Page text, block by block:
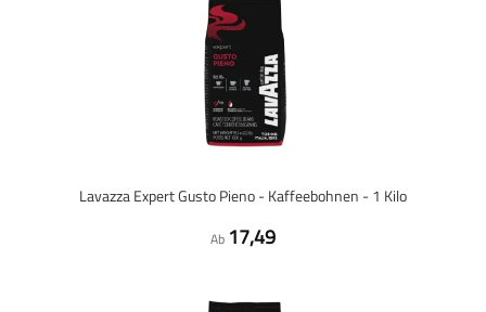
Lavazza Expert Gusto Pieno - Kaffeebohnen - 1 Kilo
Ab 17,49